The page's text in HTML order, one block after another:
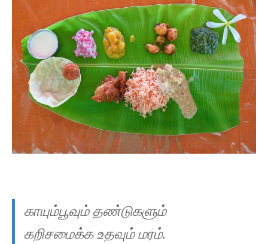
காயும்பூவும் தண்டுகளும்
கறிசமைக்க உதவும் மரம்.